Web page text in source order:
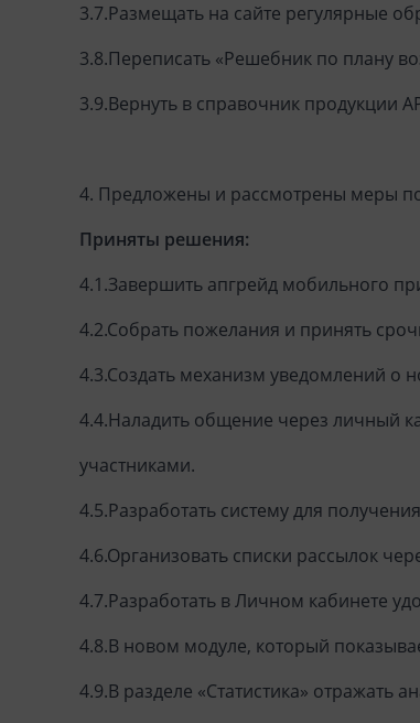
3.7.Размещать на сайте регулярные
3.8.Переписать «Решебник по плану
3.9.Вернуть в справочник продукции
4. Предложены и рассмотрены меры
Приняты решения:
4.1.Завершить апгрейд мобильного
4.2.Собрать пожелания и принять
4.3.Создать механизм уведомлений о
4.4.Наладить общение через личный
участниками.
4.5.Разработать систему для
4.6.Организовать списки рассылок
4.7.Разработать в Личном кабинете
4.8.В новом модуле, который
4.9.В разделе «Статистика» отражать